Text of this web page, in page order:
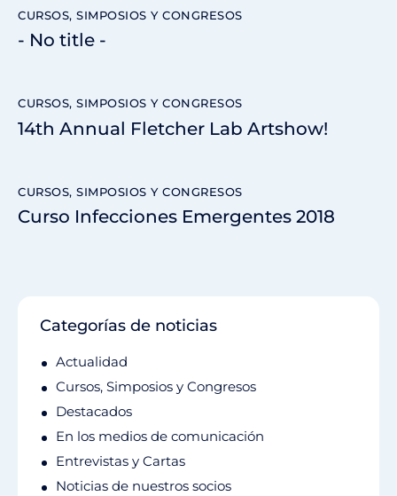
CURSOS, SIMPOSIOS Y CONGRESOS
- No title -
CURSOS, SIMPOSIOS Y CONGRESOS
14th Annual Fletcher Lab Artshow!
CURSOS, SIMPOSIOS Y CONGRESOS
Curso Infecciones Emergentes 2018
Categorías de noticias
Actualidad
Cursos, Simposios y Congresos
Destacados
En los medios de comunicación
Entrevistas y Cartas
Noticias de nuestros socios